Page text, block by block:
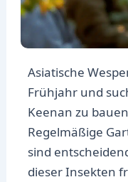
Asiatische
Frühjahr und
Keenan zu
Regelmäßige
sind
dieser Insekten